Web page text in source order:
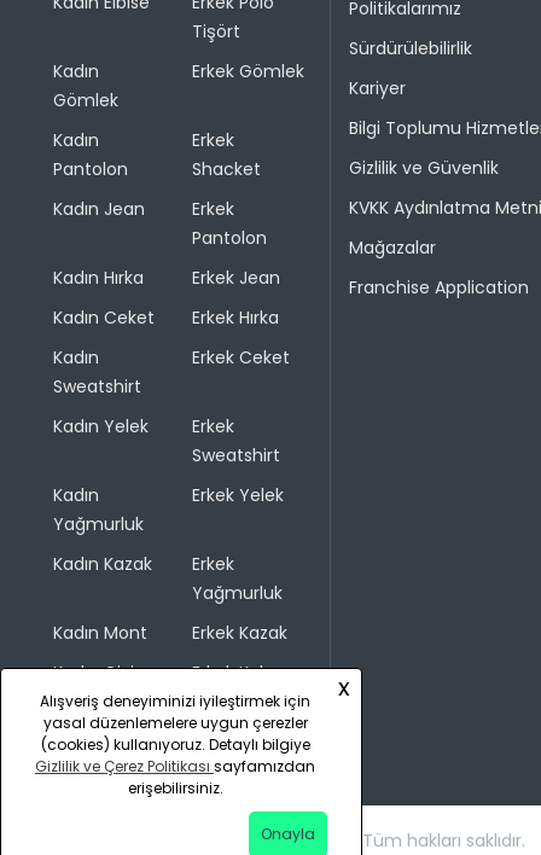
Kadın
Gömlek
Kadın
Pantolon
Kadın Jean
Kadın Hırka
Kadın Ceket
Kadın
Sweatshirt
Kadın Yelek
Kadın
Yağmurluk
Kadın Kazak
Kadın Mont
Kadın Giyim
Tişört
Erkek Gömlek
Erkek
Shacket
Erkek
Pantolon
Erkek Jean
Erkek Hırka
Erkek Ceket
Erkek
Sweatshirt
Erkek Yelek
Erkek
Yağmurluk
Erkek Kazak
Erkek Kaban
Politikalarımız
Sürdürülebilirlik
Kariyer
Bilgi Toplumu
Gizlilik ve Güvenlik
KVKK Aydınlatma Metni
Mağazalar
Franchise Application
Copyright © 2026 COLINS. Tüm hakları saklıdır.
Alışveriş deneyiminizi iyileştirmek için
yasal düzenlemelere uygun çerezler
(cookies) kullanıyoruz. Detaylı bilgiye
Gizlilik ve Çerez Politikası sayfamızdan
erişebilirsiniz.
Onayla
x